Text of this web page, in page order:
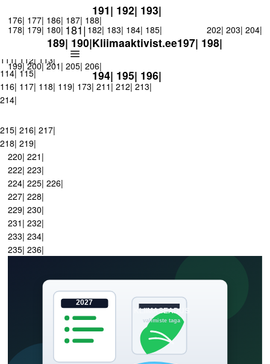
11| 12|13|14|15|16|
27|28| 29|30|45|46| 50|54| 58| 59| 65|
87| 88| 89|90|91|92| 93|94|95| 96| 97|98| 100| 101| 102| 103|
104| 105| 106| 107| 108| 109| 110|
111| 112| 113|
114| 115|
116| 117| 118| 119| 173|
176| 177|
178| 179| 180| 181| 182| 183| 184| 185|
186| 187| 188|
189| 190|
191| 192| 193|
Kliimaaktivist.ee
194| 195| 196|
197| 198|
199| 200| 201|
202| 203| 204|
205| 206|
209| 210|
211| 212| 213|
214|
215| 216| 217|
218| 219|
220| 221|
222| 223|
224| 225| 226|
227| 228|
229| 230|
231| 232|
233| 234|
235| 236|